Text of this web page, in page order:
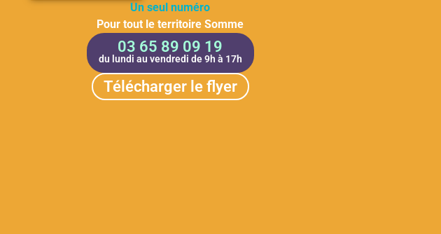
Un seul numéro
Pour tout le territoire Somme
03 65 89 09 19
du lundi au vendredi de 9h à 17h
Télécharger le flyer